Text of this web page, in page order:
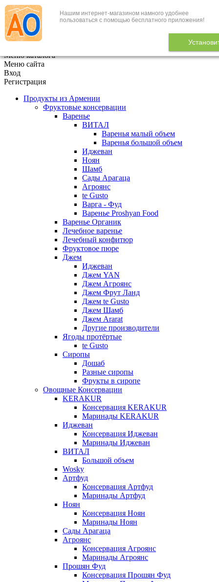
Нашим интернет-магазином намного удобнее
пользоваться с помощью бесплатного приложения!
+7 (495) 646-888-1
В корзине 0
Меню каталога
Меню сайта
Вход
Регистрация
Продукты из Армении
Фруктовые консервации
Варенье
ВИТАЛ
Варенья малый объем
Варенья большой объем
Иджеван
Ноян
Шамб
Сады Арагаца
Агроянс
te Gusto
Варга - Фуд
Варенье Proshyan Food
Варенье Органик
Лечебное варенье
Лечебный конфитюр
Фруктовое пюре
Джем
Иджеван
Джем YAN
Джем Агроянс
Джем Фрут Ланд
Джем te Gusto
Джем Шамб
Джем Ararat
Другие производители
Ягоды протёртые
te Gusto
Сиропы
Дошаб
Разные сиропы
Фрукты в сиропе
Овощные Консервации
KERAKUR
Консервация KERAKUR
Маринады KERAKUR
Иджеван
Консервация Иджеван
Маринады Иджеван
ВИТАЛ
Большой объем
Wosky
Артфуд
Консервация Артфуд
Маринады Артфуд
Ноян
Консервация Ноян
Маринады Ноян
Сады Арагаца
Агроянс
Консервация Агроянс
Маринады Агроянс
Прошян Фуд
Консервация Прошян Фуд